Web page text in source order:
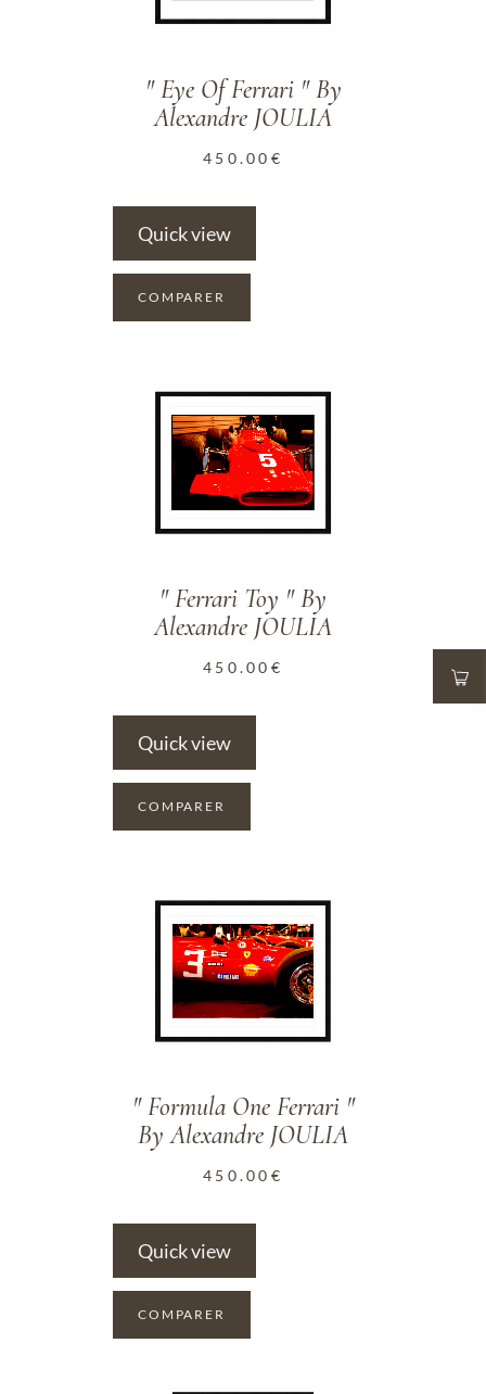
" Eye Of Ferrari " By
Alexandre JOULIA
450.00 €
Quick view
COMPARER
" Ferrari Toy " By
Alexandre JOULIA
450.00 €
Quick view
COMPARER
" Formula One Ferrari "
By Alexandre JOULIA
450.00 €
Quick view
COMPARER